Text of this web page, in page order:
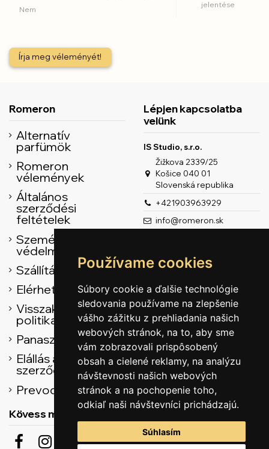
Používame cookies
Súbory cookie a ďalšie technológie
sledovania používame na zlepšenie
vášho zážitku z prehliadania našich
webových stránok, na to, aby sme
vám zobrazovali prispôsobený
obsah a cielené reklamy, na analýzu
návštevnosti našich webových
stránok a na pochopenie toho,
odkiaľ naši návštevníci prichádzajú.
Súhlasím
Nem
jelentése
Írja meg véleményét!
Romeron
Alternatív
parfümök
Romeron
vélemények
Általános
szerződési
feltételek
Személyes adatok
védelme
Szállítás
Elérhetőség
Visszaküldési
politika
Panasz űrlap
Elállás az adásvételi
szerződéstől
Prevodník
Lépjen kapcsolatba
velünk
IS Studio, s.r.o.
Žižkova 2339/25
Košice 040 01
Slovenská republika
+421903963929
info@romeron.sk
Kövess minket